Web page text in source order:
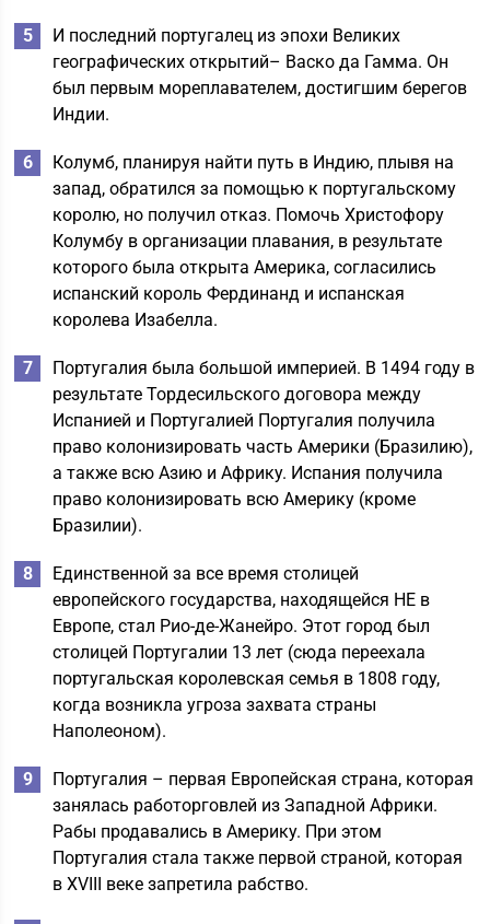
И последний португалец из эпохи Великих
географических открытий– Васко да Гамма. Он
был первым мореплавателем, достигшим берегов
Индии.
Колумб, планируя найти путь в Индию, плывя на
запад, обратился за помощью к португальскому
королю, но получил отказ. Помочь Христофору
Колумбу в организации плавания, в результате
которого была открыта Америка, согласились
испанский король Фердинанд и испанская
королева Изабелла.
Португалия была большой империей. В 1494 году в
результате Тордесильского договора между
Испанией и Португалией Португалия получила
право колонизировать часть Америки (Бразилию),
а также всю Азию и Африку. Испания получила
право колонизировать всю Америку (кроме
Бразилии).
Единственной за все время столицей
европейского государства, находящейся НЕ в
Европе, стал Рио-де-Жанейро. Этот город был
столицей Португалии 13 лет (сюда переехала
португальская королевская семья в 1808 году,
когда возникла угроза захвата страны
Наполеоном).
Португалия – первая Европейская страна, которая
занялась работорговлей из Западной Африки.
Рабы продавались в Америку. При этом
Португалия стала также первой страной, которая
в ХVIII веке запретила рабство.